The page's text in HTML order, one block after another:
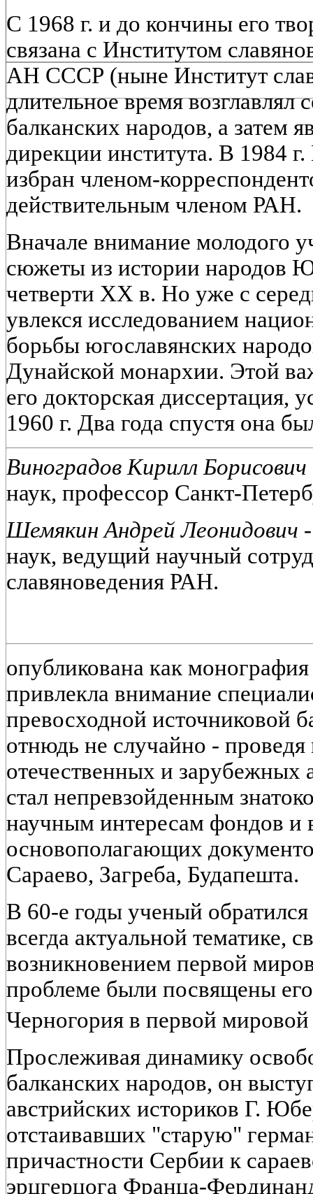
С 1968 г. и до кончины его
связана с Институтом
АН СССР (ныне Институт
длительное время возглавлял
балканских народов, а затем
дирекции института. В 1984
избран членом-
действительным членом РАН.
Вначале внимание молодого
сюжеты из истории народов
четверти XX в. Но уже с
увлекся исследованием
борьбы югославянских
Дунайской монархии. Этой
его докторская диссертация,
1960 г. Два года спустя она
Виноградов Кирилл Борисович
наук, профессор Санкт-
Шемякин Андрей Леонидович -
наук, ведущий научный
славяноведения РАН.
опубликована как монография
привлекла внимание
превосходной источниковой
отнюдь не случайно -
отечественных и
стал непревзойденным
научным интересам фондов и
основополагающих
Сараево, Загреба, Будапешта.
В 60-е годы ученый
всегда актуальной тематике,
возникновением первой
проблеме были посвящены
Черногория в первой
Прослеживая динамику
балканских народов, он
австрийских историков Г.
отстаивавших "старую"
причастности Сербии к
эрцгерцога Франца-